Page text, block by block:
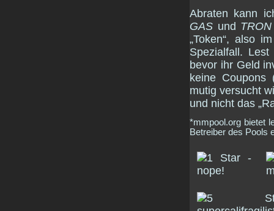
Abraten kann
GAS und TRON
„Token“, also
Spezialfall.
bevor ihr Geld
keine
mutig versucht
und nicht das
*mmpool.org bietet
Betreiber des Pools